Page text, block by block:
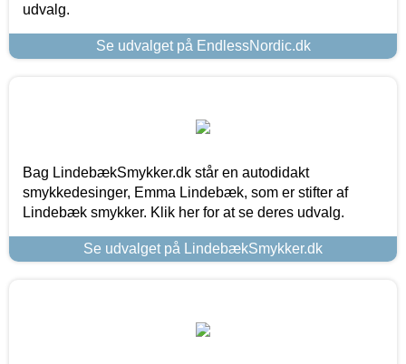
udvalg.
Se udvalget på EndlessNordic.dk
Bag LindebækSmykker.dk står en autodidakt
smykkedesinger, Emma Lindebæk, som er stifter af
Lindebæk smykker. Klik her for at se deres udvalg.
Se udvalget på LindebækSmykker.dk